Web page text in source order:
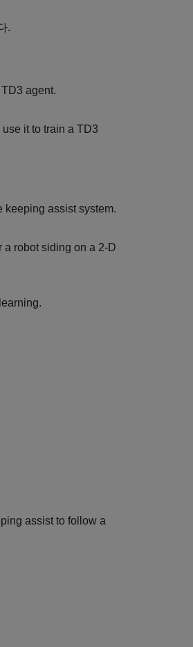
.
agent.
it to train a TD3
keeping assist system.
a robot siding on a 2-D
assist to follow a